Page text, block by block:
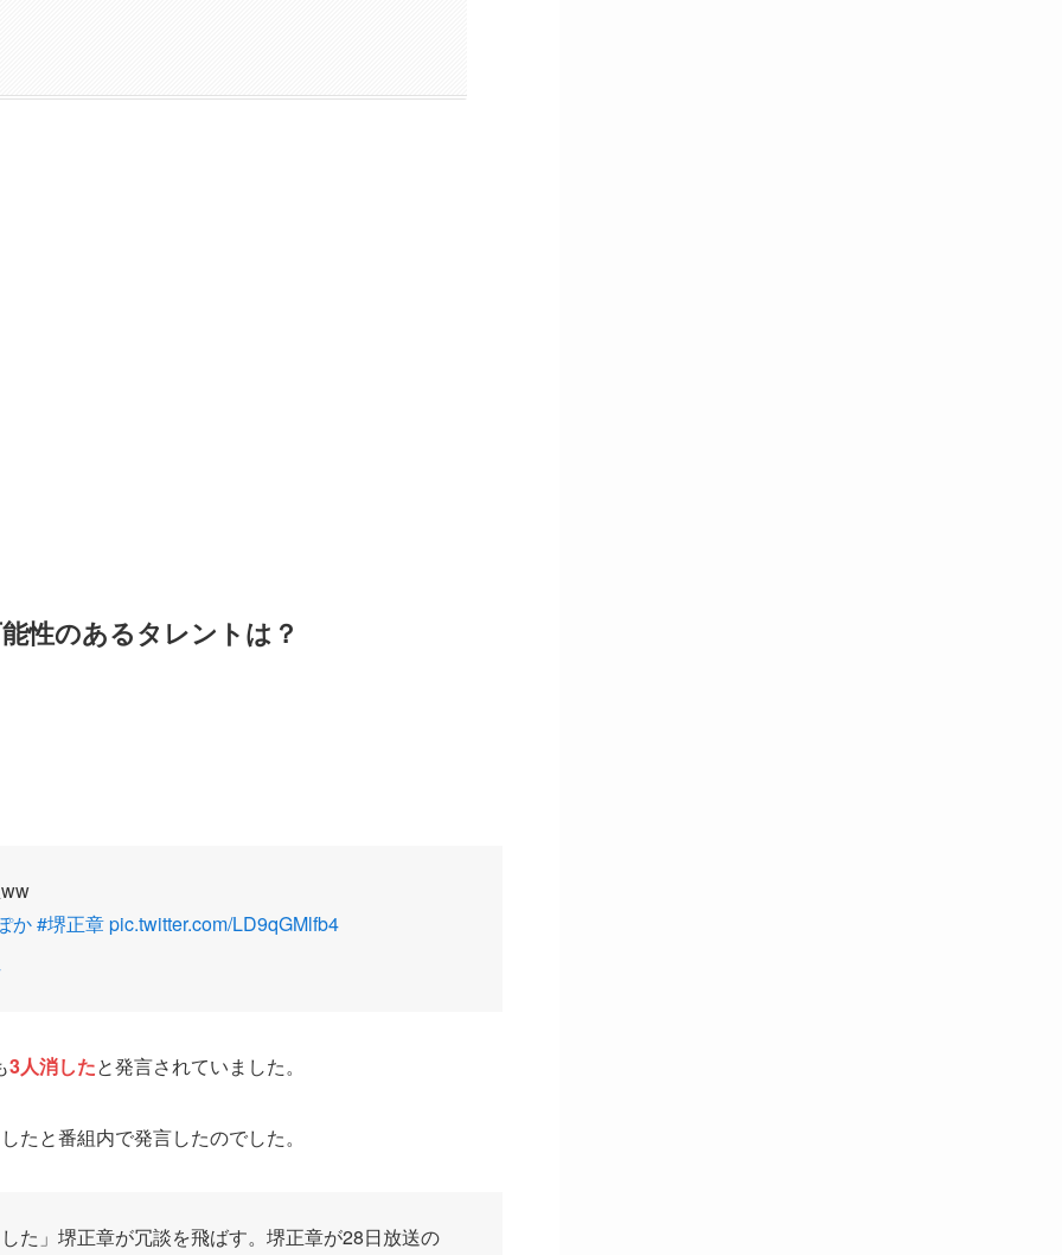
性のあるタレントは？
か#堺正章pic.twitter.com/LD9qGMlfb4
3人消したと発言されていました。
たと番組内で発言したのでした。
た」堺正章が冗談を飛ばす。堺正章が28日放送の